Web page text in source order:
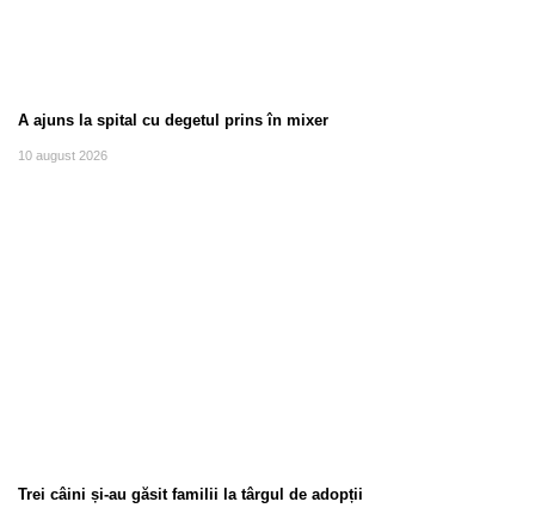
A ajuns la spital cu degetul prins în mixer
10 august 2026
Trei câini și-au găsit familii la târgul de adopții